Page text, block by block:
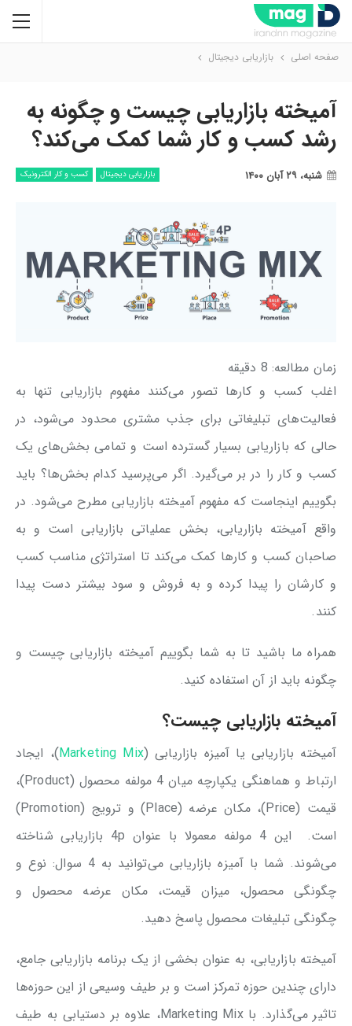
صفحه اصلی بازاریابی دیجیتال
آمیخته بازاریابی چیست و چگونه به
رشد کسب و کار شما کمک می‌کند؟
بازاریابی دیجیتال کسب و کار الکترونیک شنبه، ۲۹ آبان ۱۴۰۰
زمان مطالعه: 8 دقیقه
اغلب کسب و کارها تصور می‌کنند مفهوم بازاریابی تنها به
فعالیت‌های تبلیغاتی برای جذب مشتری محدود می‌شود، در
حالی که بازاریابی بسیار گسترده است و تمامی بخش‌های یک
کسب و کار را در بر می‌گیرد. اگر می‌پرسید کدام بخش‌ها؟ باید
بگوییم اینجاست که مفهوم آمیخته بازاریابی مطرح می‌شود. در
واقع آمیخته بازاریابی، بخش عملیاتی بازاریابی است و به
صاحبان کسب و کارها کمک می‌کند تا استراتژی مناسب کسب
و کارشان را پیدا کرده و به فروش و سود بیشتر دست پیدا
کنند.
همراه ما باشید تا به شما بگوییم آمیخته بازاریابی چیست و
چگونه باید از آن استفاده کنید.
آمیخته بازاریابی چیست؟
آمیخته بازاریابی یا آمیزه بازاریابی (Marketing Mix)، ایجاد
ارتباط و هماهنگی یکپارچه میان 4 مولفه محصول (Product)،
قیمت (Price)، مکان عرضه (Place) و ترویج (Promotion)
است. این 4 مولفه معمولا با عنوان 4p بازاریابی شناخته
می‌شوند. شما با آمیزه بازاریابی می‌توانید به 4 سوال: نوع و
چگونگی محصول، میزان قیمت، مکان عرضه محصول و
چگونگی تبلیغات محصول پاسخ دهید.
آمیخته بازاریابی، به عنوان بخشی از یک برنامه بازاریابی جامع،
دارای چندین حوزه تمرکز است و بر طیف وسیعی از این حوزه‌ها
تاثیر می‌گذارد. با Marketing Mix، علاوه بر دستیابی به طیف